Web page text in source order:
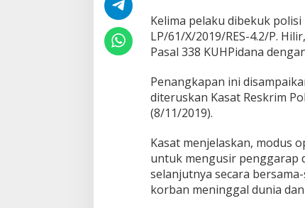
Kelima pelaku dibekuk
LP/61/X/2019/RES-4.2/P.
Pasal 338 KUHPidana
Penangkapan ini
diteruskan Kasat Reskrim
(8/11/2019).
Kasat menjelaskan, modus
untuk mengusir penggarap
selanjutnya secara
korban meninggal dunia